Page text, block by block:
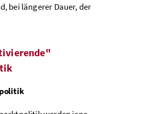
bei längerer Dauer, der